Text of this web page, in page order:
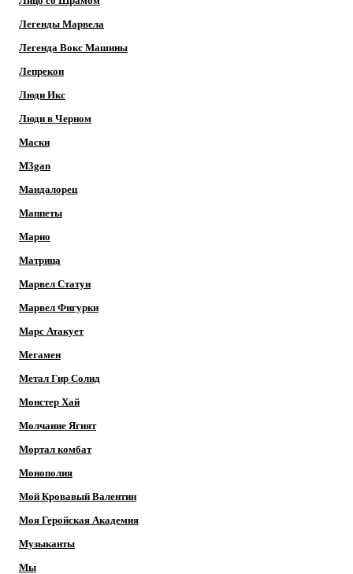
Легенды Марвела
Легенда Вокс Машины
Лепрекон
Люди Икс
Люди в Черном
Маски
M3gan
Мандалорец
Маппеты
Марио
Матрица
Марвел Статуи
Марвел Фигурки
Марс Атакует
Мегамен
Метал Гир Солид
Монстер Хай
Молчание Ягнят
Мортал комбат
Монополия
Мой Кровавый Валентин
Моя Геройская Академия
Музыканты
Мы